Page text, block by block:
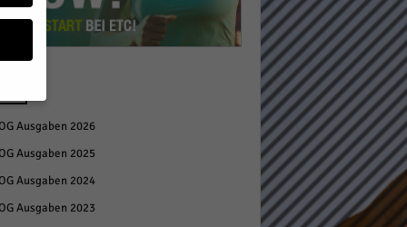
Ausgaben 2026
Ausgaben 2025
Ausgaben 2024
Ausgaben 2023
z.